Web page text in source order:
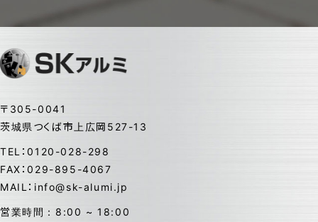
〒305-0041
茨城県つくば市上広岡527-13
TEL：0120-028-298
FAX：029-895-4067
MAIL：info@sk-alumi.jp
営業時間：8:00 ~ 18:00